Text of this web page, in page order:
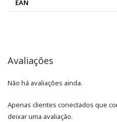
EAN
Avaliações
Não há avaliações ainda.
Apenas clientes conectados que
deixar uma avaliação.